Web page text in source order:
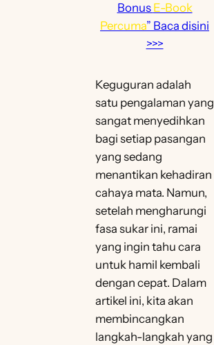
Bonus E-Book
Percuma” Baca disini
>>>
Keguguran adalah
satu pengalaman yang
sangat menyedihkan
bagi setiap pasangan
yang sedang
menantikan kehadiran
cahaya mata. Namun,
setelah mengharungi
fasa sukar ini, ramai
yang ingin tahu cara
untuk hamil kembali
dengan cepat. Dalam
artikel ini, kita akan
membincangkan
langkah-langkah yang